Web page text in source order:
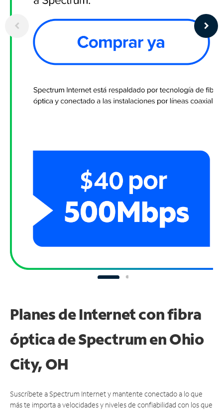
Planes de Internet con fibra
óptica de Spectrum en Ohio
City, OH
Suscríbete a Spectrum Internet y mantente conectado a lo que
más te importa a velocidades y niveles de confiabilidad con los que